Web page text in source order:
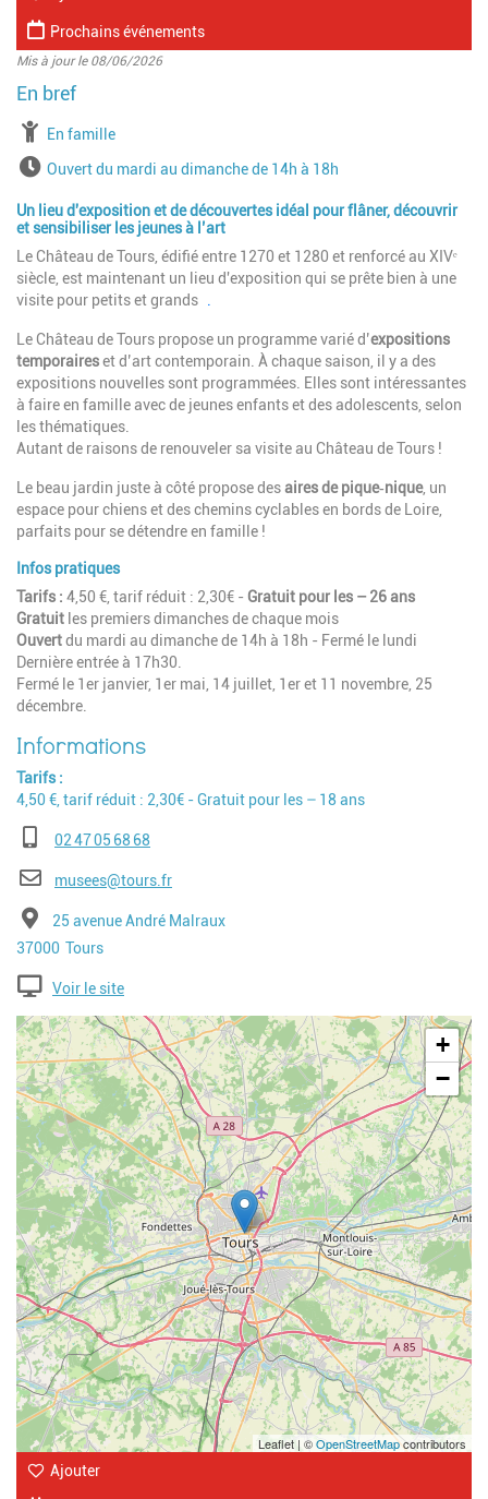
Prochains événements
Mis à jour le 08/06/2026
à partir de
En famille
HorairesOuvert du mardi au dimanche de 14h à 18h
Un lieu d'exposition et de découvertes idéal pour flâner, découvrir
et sensibiliser les jeunes à l’art
Le Château de Tours, édifié entre 1270 et 1280 et renforcé au XIVᵉ
siècle, est maintenant un lieu d'exposition qui se prête bien à une
visite pour petits et grands .
Le Château de Tours propose un programme varié d’expositions
temporaireset d’art contemporain. À chaque saison, il y a des
expositions nouvelles sont programmées. Elles sont intéressantes
à faire en famille avec de jeunes enfants et des adolescents, selon
les thématiques.
Autant de raisons de renouveler sa visite au Château de Tours !
Le beau jardin juste à côté propose desaires de pique‑nique, un
espace pour chiens et des chemins cyclables en bords de Loire,
parfaits pour se détendre en famille !
Infos pratiques
Tarifs : 4,50 €, tarif réduit : 2,30€ - Gratuit pour les – 26 ans
Gratuit les premiers dimanches de chaque mois
Ouvertdu mardi au dimanche de 14h à 18h - Fermé le lundi
Dernière entrée à 17h30.
Fermé le 1er janvier, 1er mai, 14 juillet, 1er et 11 novembre, 25
décembre.
Tarifs
4,50 €, tarif réduit : 2,30€ - Gratuit pour les – 18 ans
Téléphone02 47 05 68 68
E-mailmusees@tours.fr
Adresse25 avenue André Malraux
Code postal
37000 Ville
Tours
Voir le site
Geolocalisation
+
−
Leaflet | ©OpenStreetMapcontributors
Ajouter